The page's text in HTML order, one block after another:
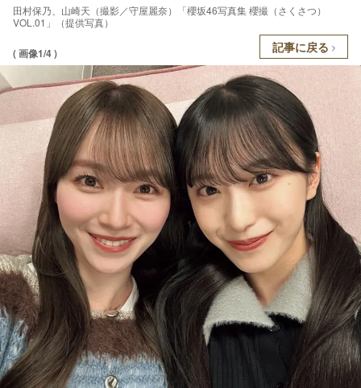
田村保乃、山崎天（撮影／守屋麗奈）「櫻坂46写真集 櫻撮（さくさつ）
VOL.01」（提供写真）
( 画像1/4 ) 記事に戻る